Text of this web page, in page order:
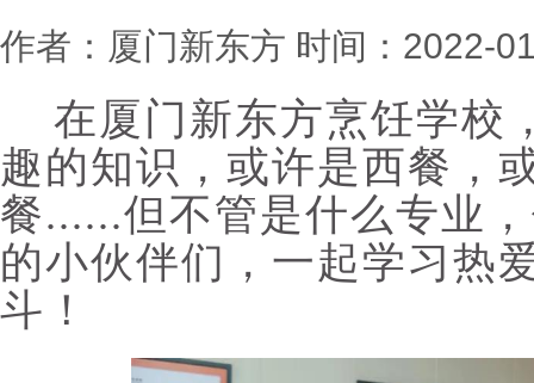
作者：厦门新东方 时间：2022-
在厦门新东方烹饪学校
趣的知识，或许是西餐，
餐......但不管是什么专业
的小伙伴们，一起学习热
斗！